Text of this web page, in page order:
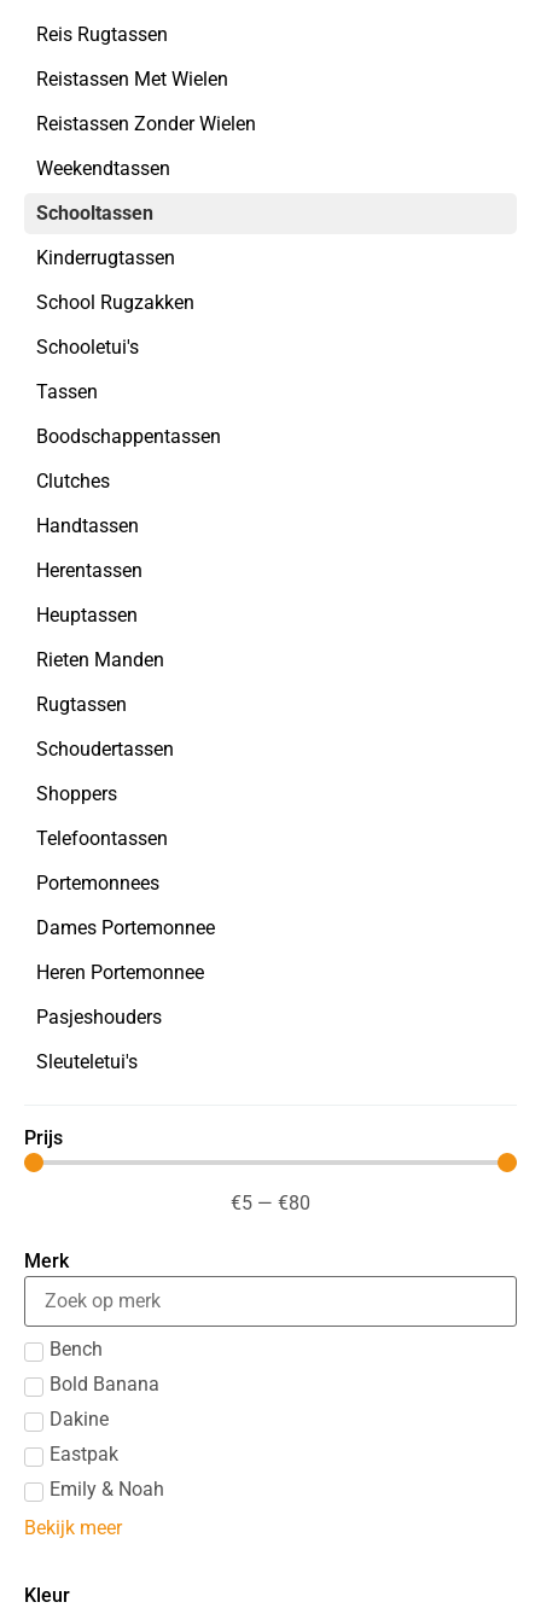
Reis Rugtassen
Reistassen Met Wielen
Reistassen Zonder Wielen
Weekendtassen
Schooltassen
Kinderrugtassen
School Rugzakken
Schooletui's
Tassen
Boodschappentassen
Clutches
Handtassen
Herentassen
Heuptassen
Rieten Manden
Rugtassen
Schoudertassen
Shoppers
Telefoontassen
Portemonnees
Dames Portemonnee
Heren Portemonnee
Pasjeshouders
Sleuteletui's
Prijs
€5 — €80
Merk
Bench
Bold Banana
Dakine
Eastpak
Emily & Noah
Bekijk meer
Kleur